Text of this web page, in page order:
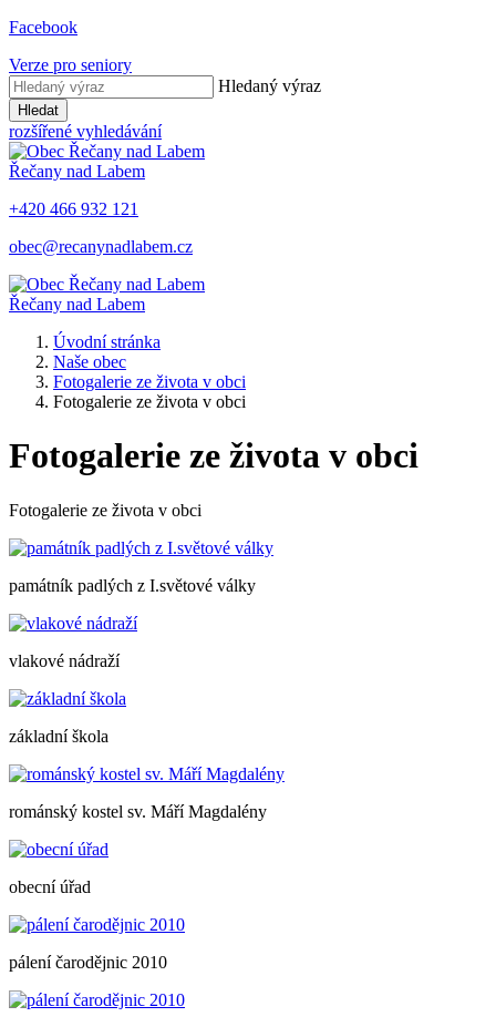
Facebook
Verze pro seniory
Hledaný výraz
Hledat
rozšířené vyhledávání
Řečany nad Labem
+420 466 932 121
obec@recanynadlabem.cz
Řečany nad Labem
Úvodní stránka
Naše obec
Fotogalerie ze života v obci
Fotogalerie ze života v obci
Fotogalerie ze života v obci
Fotogalerie ze života v obci
památník padlých z I.světové války
vlakové nádraží
základní škola
románský kostel sv. Máří Magdalény
obecní úřad
pálení čarodějnic 2010